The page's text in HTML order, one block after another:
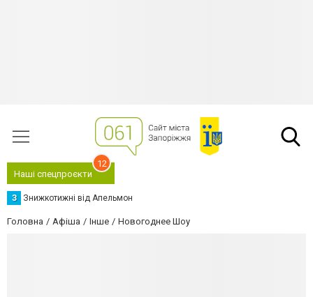
Наші спецпроєкти
12
З Знижкотижні від Апельмон
Головна Афіша Інше Новогоднее Шоу